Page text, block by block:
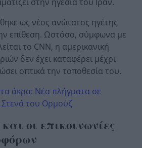
ως νέος ανώτατος ηγέτης
επίθεση. Ωστόσο, σύμφωνα με
το CNN, η αμερικανική
δεν έχει καταφέρει μέχρι
οπτικά την τοποθεσία του.
άκρα: Νέα πλήγματα σε
του Ορμούζ
οι επικοινωνίες